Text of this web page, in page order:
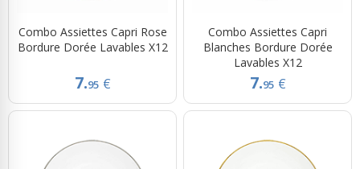
Combo Assiettes Capri Rose
Bordure Dorée Lavables X12
7.95 €
Combo Assiettes Capri
Blanches Bordure Dorée
Lavables X12
7.95 €